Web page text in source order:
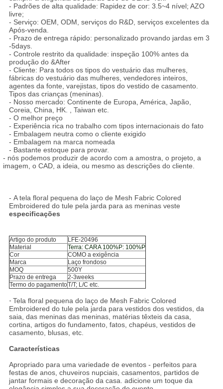
- Padrões de alta qualidade: Rapidez de cor: 3.5~4 nível; AZO
livre;
- Serviço: OEM, ODM, serviços do R&D, serviços excelentes da
Após-venda.
- Prazo de entrega rápido: personalizado provando jardas em 3
-5days.
- Controle restrito da qualidade: inspeção 100% antes da
produção do &After
- Cliente: Para todos os tipos do vestuário das mulheres,
fábricas do vestuário das mulheres, vendedores inteiros,
agentes da fonte, varejistas, tipos do vestido de casamento.
Tipos das crianças (meninas).
- Nosso mercado: Continente de Europa, América, Japão,
Coreia, China, HK. , Taiwan etc.
- O melhor preço
- Experiência rica no trabalho com tipos internacionais do fato
- Embalagem neutra como o cliente exigido
- Embalagem na marca nomeada
- Bastante estoque para provar.
- nós podemos produzir de acordo com a amostra, o projeto, a
imagem, o CAD, a ideia, ou mesmo as descrições do cliente.
- A tela floral pequena do laço de Mesh Fabric Colored
Embroidered do tule pela jarda para as meninas veste
especificações
Artigo do produto
LFE-20496
Material
Terra: CARA 100%P: 100%P
Cor
COMO a exigência
Marca
Laço frondoso
MOQ
500Y
Prazo de entrega
2-3weeks
Termo do pagamentoT/T; L/C etc.
- Tela floral pequena do laço de Mesh Fabric Colored
Embroidered do tule pela jarda para vestidos dos vestidos, da
saia, das meninas das meninas, matérias têxteis da casa,
cortina, artigos do fundamento, fatos, chapéus, vestidos de
casamento, blusas, etc.
Características
Apropriado para uma variedade de eventos - perfeitos para
festas de anos, chuveiros nupciais, casamentos, partidos de
jantar formais e decoração da casa. adicione um toque da